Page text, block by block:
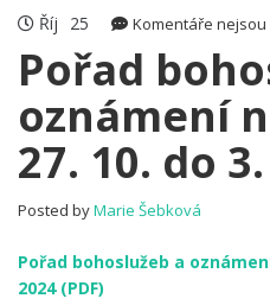
Říj 25 Komentáře
Pořad
oznámení
27. 10. do
Posted byMarie Šebková
Pořad bohoslužeb a
2024 (PDF)